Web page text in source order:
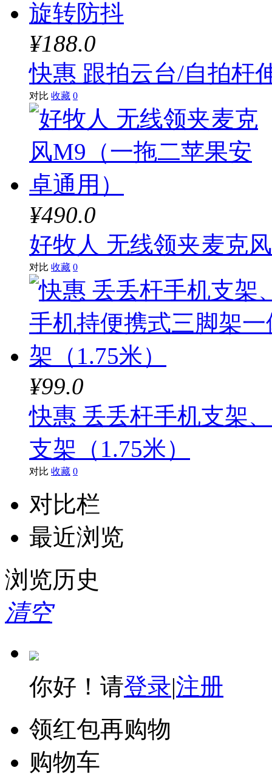
¥188.0
快惠 跟拍云台/自拍杆
对比 收藏 0
¥490.0
好牧人 无线领夹麦克
对比 收藏 0
¥99.0
快惠 丢丢杆手机支架
支架（1.75米）
对比 收藏 0
对比栏
最近浏览
浏览历史
清空
你好！请登录|注册
领红包再购物
购物车